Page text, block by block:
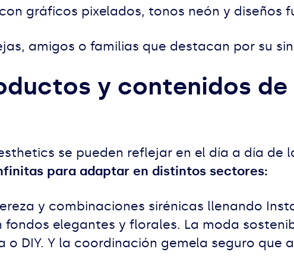
gráficos pixelados, tonos neón y diseños
amigos o familias que destacan por su
y contenidos de
se pueden reflejar en el día a día de
para adaptar en distintos sectores:
y combinaciones sirénicas llenando
elegantes y florales. La moda
DIY. Y la coordinación gemela seguro que